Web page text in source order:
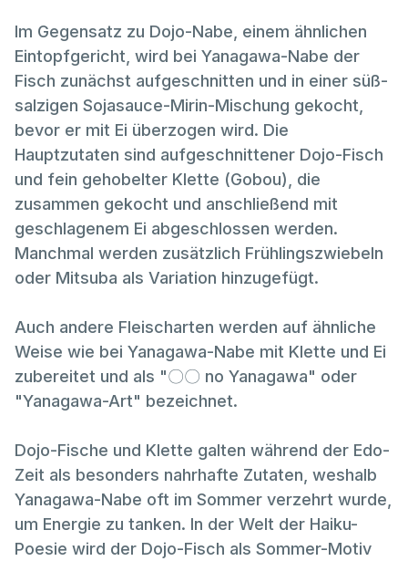
Im Gegensatz zu Dojo-Nabe, einem ähnlichen
Eintopfgericht, wird bei Yanagawa-Nabe der
Fisch zunächst aufgeschnitten und in einer süß-
salzigen Sojasauce-Mirin-Mischung gekocht,
bevor er mit Ei überzogen wird. Die
Hauptzutaten sind aufgeschnittener Dojo-Fisch
und fein gehobelter Klette (Gobou), die
zusammen gekocht und anschließend mit
geschlagenem Ei abgeschlossen werden.
Manchmal werden zusätzlich Frühlingszwiebeln
oder Mitsuba als Variation hinzugefügt.
Auch andere Fleischarten werden auf ähnliche
Weise wie bei Yanagawa-Nabe mit Klette und Ei
zubereitet und als "〇〇 no Yanagawa" oder
"Yanagawa-Art" bezeichnet.
Dojo-Fische und Klette galten während der Edo-
Zeit als besonders nahrhafte Zutaten, weshalb
Yanagawa-Nabe oft im Sommer verzehrt wurde,
um Energie zu tanken. In der Welt der Haiku-
Poesie wird der Dojo-Fisch als Sommer-Motiv